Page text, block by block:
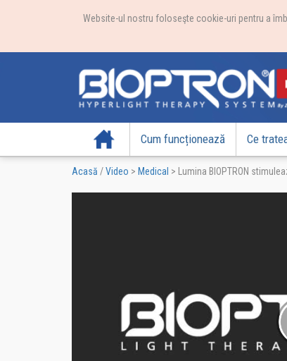
Website-ul nostru foloseşte cookie-uri pentru a
Acasă Cum funcționează Ce
Acasă /Video > Medical > Lumina BIOPTRON